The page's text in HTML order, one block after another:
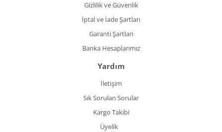
Gizlilik ve Güvenlik
İptal ve İade Şartları
Garanti Şartları
Banka Hesaplarımız
Yardım
İletişim
Sık Sorulan Sorular
Kargo Takibi
Üyelik